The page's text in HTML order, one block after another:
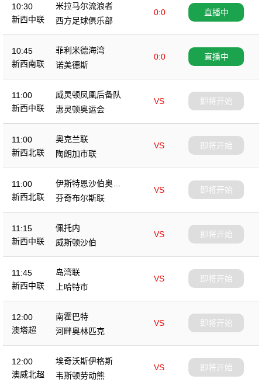
10:30
新西中联
米拉马尔流浪者
0:0
西方足球俱乐部
直播中
10:45
新西南联
菲利米德海湾
0:0
诺美德斯
直播中
11:00
新西中联
威灵顿凤凰后备队
VS
惠灵顿奥运会
即将开始
11:00
新西北联
奥克兰联
VS
陶朗加市联
即将开始
11:00
新西北联
伊斯特恩沙伯奥克
兰
VS
芬奇布尔斯联
即将开始
11:15
新西中联
佩托内
VS
威斯顿沙伯
即将开始
11:45
新西中联
岛湾联
VS
上哈特市
即将开始
12:00
澳塔超
南霍巴特
VS
河畔奥林匹克
即将开始
12:00
澳威北超
埃奇沃斯伊格斯
VS
韦斯顿劳动熊
即将开始